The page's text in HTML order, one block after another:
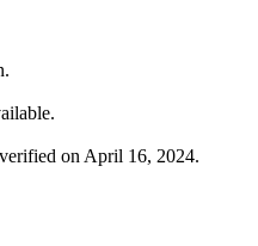
on April 16, 2024.